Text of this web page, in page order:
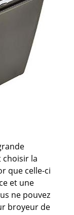
la
que celle-ci
et une
ne pouvez
broyeur de